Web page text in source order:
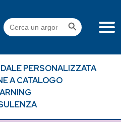
Search
for:
Search Button
PERSONALIZZATA
A CATALOGO